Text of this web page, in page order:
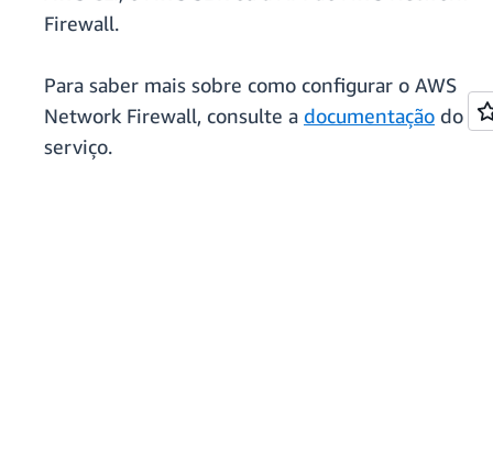
Firewall.
Para saber mais sobre como configurar o AWS
Network Firewall, consulte a documentação do
serviço.